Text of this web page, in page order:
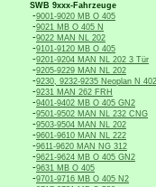
SWB 9xxx-Fahrzeuge
-9001-9020 MB O 405
-9021 MB O 405 N
-9022 MAN NL 202
-9101-9120 MB O 405
-9201-9204 MAN NL 202 3 Tür
-9205-9229 MAN NL 202
-9230, 9232-9235 Neoplan N
-9231 MAN 262 FRH
-9401-9402 MB O 405 GN2
-9501-9502 MAN NL 232 CNG
-9503-9504 MAN NL 202
-9601-9610 MAN NL 222
-9611-9620 MAN NG 312
-9621-9624 MB O 405 GN2
-9631 MB O 405
-9701-9716 MB O 405 N2